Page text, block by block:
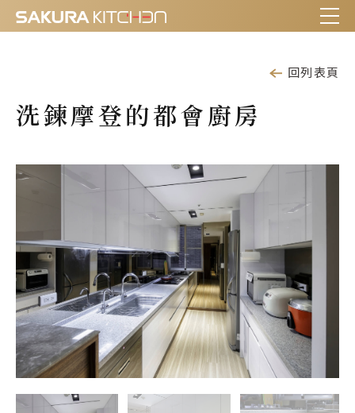
洗鍊摩登的都會廚房
回列表頁